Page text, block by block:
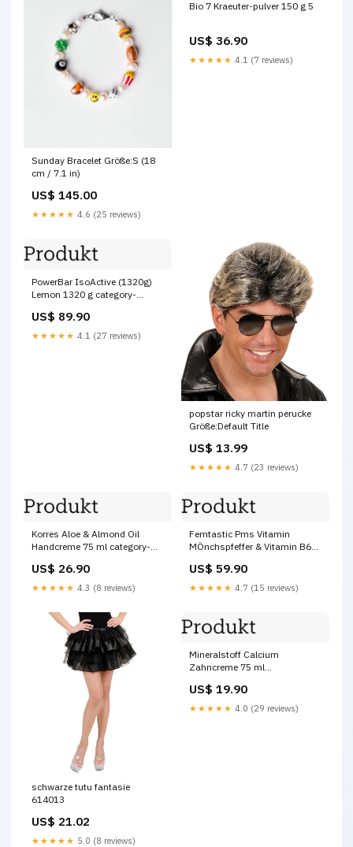
Sunday Bracelet Größe:S (18
cm / 7.1 in)
US$ 145.00
★★★★★ 4.6 (25 reviews)
Bio 7 Kraeuter-pulver 150 g 5
US$ 36.90
★★★★★ 4.1 (7 reviews)
PowerBar IsoActive (1320g)
Lemon 1320 g category-
US$ 89.90
★★★★★ 4.1 (27 reviews)
popstar ricky martin perucke
Größe:Default Title
US$ 13.99
★★★★★ 4.7 (23 reviews)
Korres Aloe & Almond Oil
Handcreme 75 ml category-
US$ 26.90
★★★★★ 4.3 (8 reviews)
Femtastic Pms Vitamin
MÖnchspfeffer & Vitamin B6
US$ 59.90
★★★★★ 4.7 (15 reviews)
schwarze tutu fantasie
614013
US$ 21.02
★★★★★ 5.0 (8 reviews)
Mineralstoff Calcium
Zahncreme 75 ml
US$ 19.90
★★★★★ 4.0 (29 reviews)